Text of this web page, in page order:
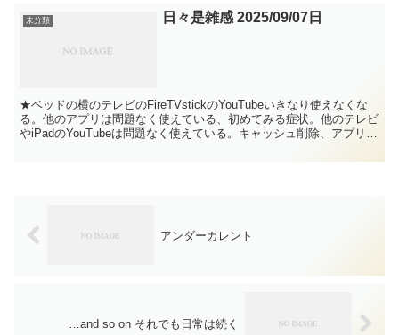
未分類 日々是雑感 2025/09/07日
★ベッドの横のテレビのFireTVstickのYouTubeいきなり使えなくな
る。他のアプリは問題なく使えている、初めてみる症状。他のテレビ
やiPadのYouTubeは問題なく使えている。キャッシュ削除、アプリの
アンダーカレント
…and so on それでも日常は続く